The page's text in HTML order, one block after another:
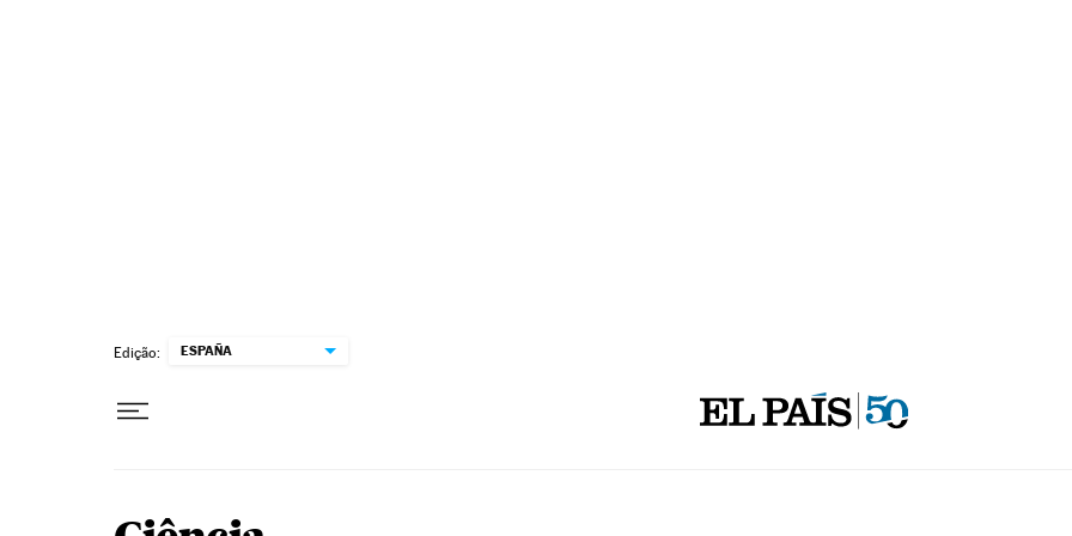
Edição: ESPAÑA